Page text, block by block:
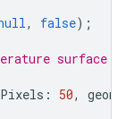
, false);
surface
: 50,